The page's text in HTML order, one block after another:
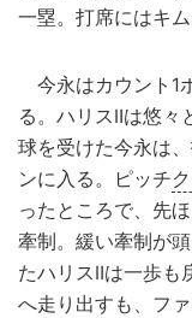
一塁。打席にはキ
今永はカウント1
る。ハリスⅡは悠々
球を受けた今永は
ンに入る。ピッチ
ったところで、先
牽制。緩い牽制が
たハリスⅡは一歩も
へ走り出すも、フ